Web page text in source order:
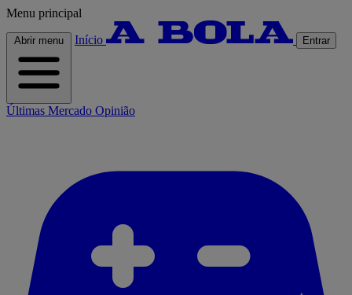
Menu principal
Abrir menu Início Entrar
Últimas Mercado Opinião